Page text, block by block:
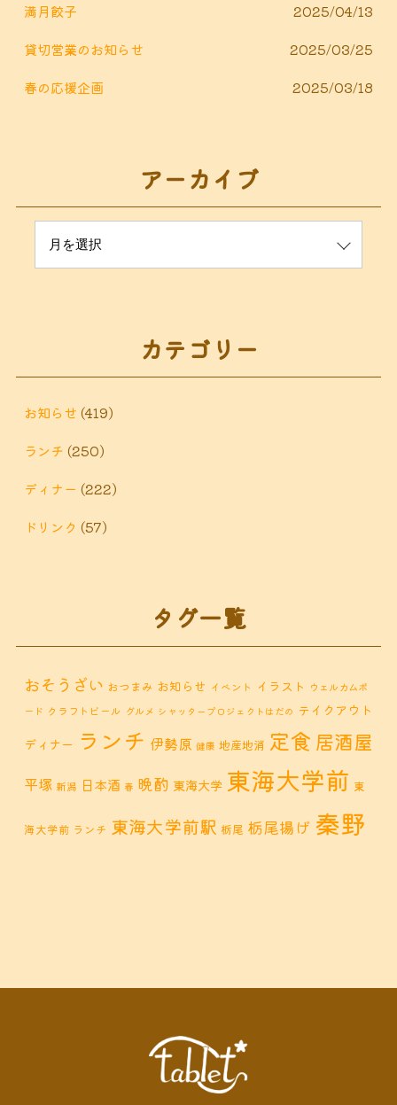
満月餃子
2025/04/13
貸切営業のお知らせ
2025/03/25
春の応援企画
2025/03/18
アーカイブ
カテゴリー
お知らせ (419)
ランチ (250)
ディナー (222)
ドリンク (57)
タグ一覧
おそうざい おつまみ お知らせ イベント イラスト ウェルカムボ
ード クラフトビール グルメ シャッタープロジェクトはだの テイクアウト
ディナー ランチ 伊勢原 健康 地産地消 定食 居酒屋
平塚 新潟 日本酒 春 晩酌 東海大学 東海大学前 東
海大学前 ランチ 東海大学前駅 栃尾 栃尾揚げ 秦野
ィナー鶴巻 ランチ鶴巻 定食鶴巻温